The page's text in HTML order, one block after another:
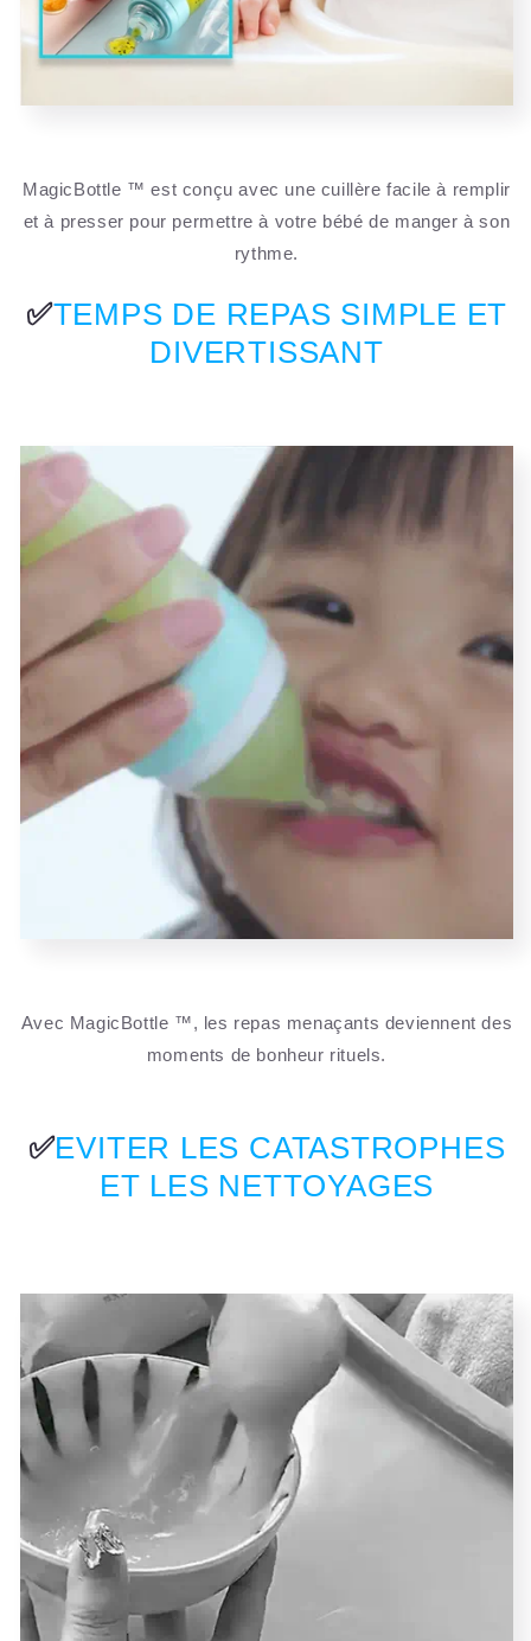
MagicBottle ™ est conçu avec une cuillère facile à remplir
et à presser pour permettre à votre bébé de manger à son
rythme.
✅TEMPS DE REPAS SIMPLE ET
DIVERTISSANT
Avec MagicBottle ™, les repas menaçants deviennent des
moments de bonheur rituels.
✅EVITER LES CATASTROPHES
ET LES NETTOYAGES